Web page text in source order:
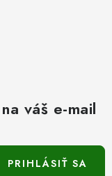
váš e-mail
PRIHLÁSIŤ SA